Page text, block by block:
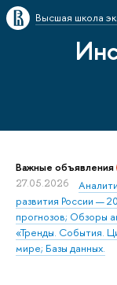
Высшая школа
Важные объявления
27.05.2026
развития России —
прогнозов; Обзоры
«Тренды. События.
мире; Базы данных.